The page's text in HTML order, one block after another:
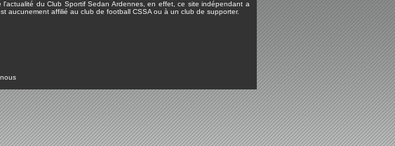
du Club Sportif Sedan Ardennes, en effet, ce site indépendant a
aucunement affilié au club de football CSSA ou à un club de supporter.